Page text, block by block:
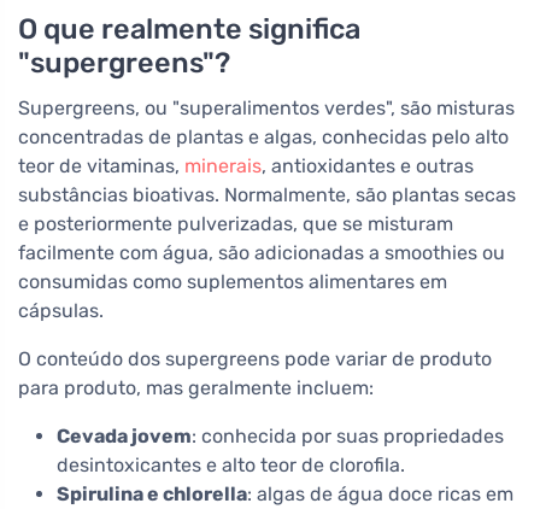
O que realmente significa
"supergreens"?
Supergreens, ou "superalimentos verdes", são misturas
concentradas de plantas e algas, conhecidas pelo alto
teor de vitaminas, minerais, antioxidantes e outras
substâncias bioativas. Normalmente, são plantas secas
e posteriormente pulverizadas, que se misturam
facilmente com água, são adicionadas a smoothies ou
consumidas como suplementos alimentares em
cápsulas.
O conteúdo dos supergreens pode variar de produto
para produto, mas geralmente incluem:
Cevada jovem: conhecida por suas propriedades
desintoxicantes e alto teor de clorofila.
Spirulina e chlorella: algas de água doce ricas em